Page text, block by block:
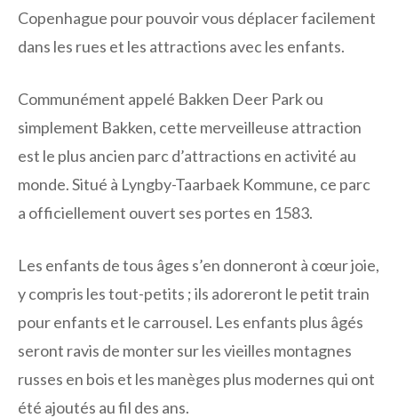
Copenhague pour pouvoir vous déplacer facilement
dans les rues et les attractions avec les enfants.
Communément appelé Bakken Deer Park ou
simplement Bakken, cette merveilleuse attraction
est le plus ancien parc d’attractions en activité au
monde. Situé à Lyngby-Taarbaek Kommune, ce parc
a officiellement ouvert ses portes en 1583.
Les enfants de tous âges s’en donneront à cœur joie,
y compris les tout-petits ; ils adoreront le petit train
pour enfants et le carrousel. Les enfants plus âgés
seront ravis de monter sur les vieilles montagnes
russes en bois et les manèges plus modernes qui ont
été ajoutés au fil des ans.